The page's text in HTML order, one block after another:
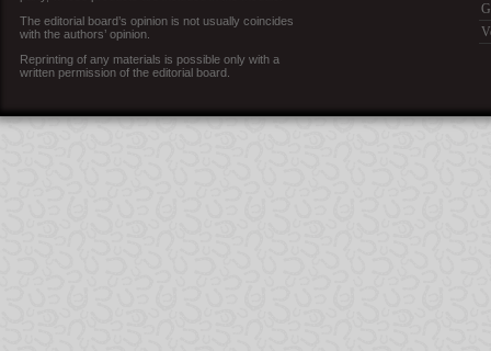
The editorial board’s opinion is not usually coincides
with the authors’ opinion.
Reprinting of any materials is possible only with a
written permission of the editorial board.